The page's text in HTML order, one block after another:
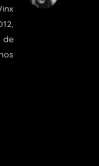
de